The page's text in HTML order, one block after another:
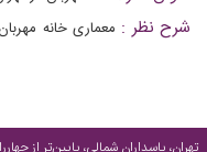
شرح نظر : معماری خانه